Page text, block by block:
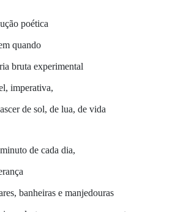
poética
quando
bruta experimental
imperativa,
de sol, de lua, de vida
de cada dia,
banheiras e manjedouras